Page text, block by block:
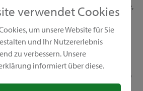
verwendet Cookies
um unsere Website für Sie
und Ihr Nutzererlebnis
zu verbessern. Unsere
informiert über diese.
de nouveaux bureaux à Ludwigsfelde,
chapitre de son histoire.